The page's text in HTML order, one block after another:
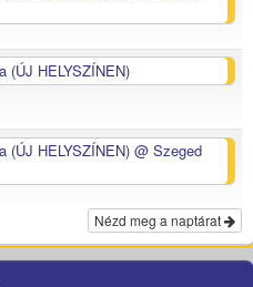
(ÚJ HELYSZÍNEN)
(ÚJ HELYSZÍNEN) @ Szeged
Nézd meg a naptárat